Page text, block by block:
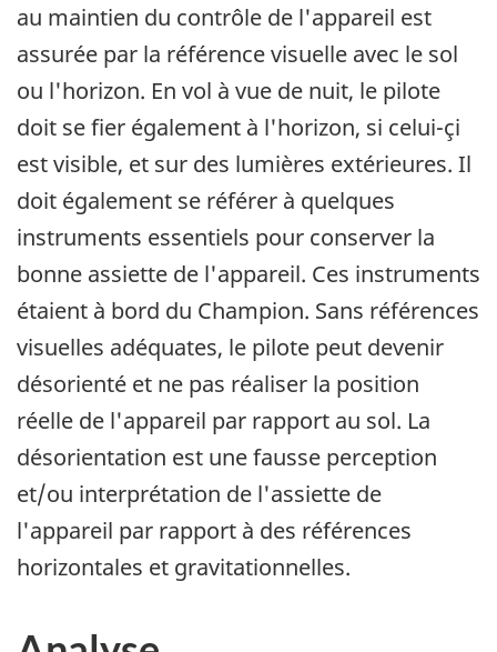
au maintien du contrôle de l'appareil est
assurée par la référence visuelle avec le sol
ou l'horizon. En vol à vue de nuit, le pilote
doit se fier également à l'horizon, si celui-çi
est visible, et sur des lumières extérieures. Il
doit également se référer à quelques
instruments essentiels pour conserver la
bonne assiette de l'appareil. Ces instruments
étaient à bord du Champion. Sans références
visuelles adéquates, le pilote peut devenir
désorienté et ne pas réaliser la position
réelle de l'appareil par rapport au sol. La
désorientation est une fausse perception
et/ou interprétation de l'assiette de
l'appareil par rapport à des références
horizontales et gravitationnelles.